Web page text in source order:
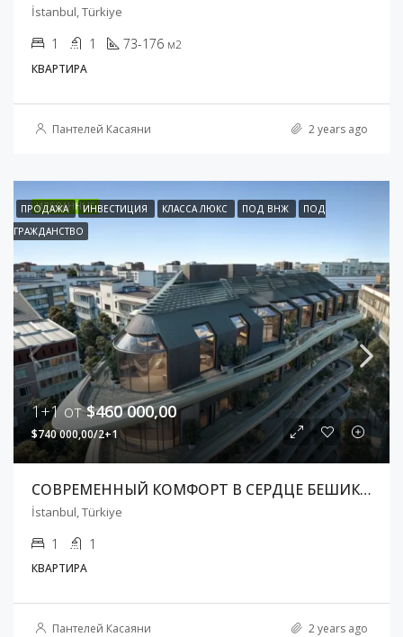
İstanbul, Türkiye
1 1 73-176 м2
КВАРТИРА
Пантелей Касаяни 2 years ago
ИЗБРАННЫЕ
ПРОДАЖА ИНВЕСТИЦИЯ КЛАССА ЛЮКС ПОД ВНЖ
ПОД
ГРАЖДАНСТВО
1+1 от$460 000,00
$740 000,00/2+1
СОВРЕМЕННЫЙ КОМФОРТ В СЕРДЦЕ БЕШИКТАША
İstanbul, Türkiye
1 1
КВАРТИРА
Пантелей Касаяни 2 years ago